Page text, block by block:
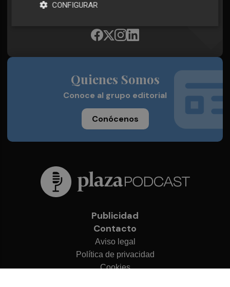
Plaza Podcast, desde cualquier medio
Quienes Somos
Conoce al grupo editorial
Conócenos
Publicidad
Contacto
Aviso legal
Política de privacidad
Cookies
CONFIGURAR